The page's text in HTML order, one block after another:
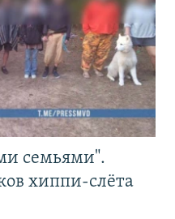
семьями".
хиппи-слёта